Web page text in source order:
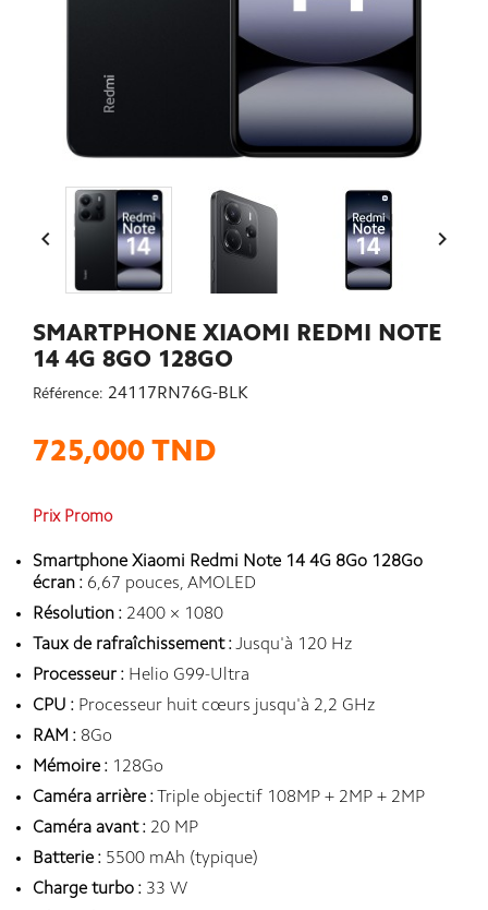
 
SMARTPHONE XIAOMI REDMI NOTE
14 4G 8GO 128GO
Référence: 24117RN76G-BLK
725,000 TND
Prix Promo
Smartphone Xiaomi Redmi Note 14 4G 8Go 128Go
écran : 6,67 pouces, AMOLED
Résolution : 2400 × 1080
Taux de rafraîchissement :Jusqu'à 120 Hz
Processeur : Helio G99-Ultra
CPU : Processeur huit cœurs jusqu'à 2,2 GHz
RAM : 8Go
Mémoire : 128Go
Caméra arrière : Triple objectif 108MP + 2MP + 2MP
Caméra avant : 20 MP
Batterie : 5500 mAh (typique)
Charge turbo : 33 W